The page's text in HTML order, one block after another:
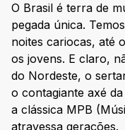
O Brasil é terra de
pegada única.
noites cariocas, até
os jovens. E claro,
do Nordeste, o
o contagiante axé
a clássica MPB
atravessa gerações.